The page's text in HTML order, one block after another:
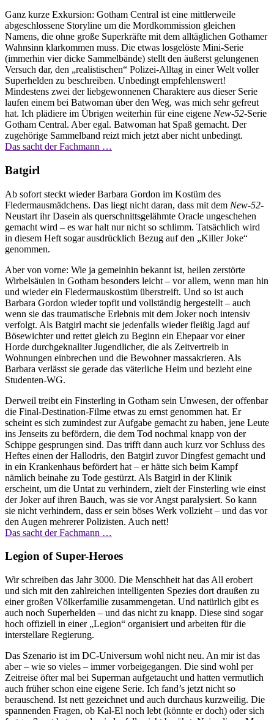
Ganz kurze Exkursion: Gotham Central ist eine mittlerweile
abgeschlossene Storyline um die Mordkommission gleichen
Namens, die ohne große Superkräfte mit dem alltäglichen Gothamer
Wahnsinn klarkommen muss. Die etwas losgelöste Mini-Serie
(immerhin vier dicke Sammelbände) stellt den äußerst gelungenen
Versuch dar, den „realistischen“ Polizei-Alltag in einer Welt voller
Superhelden zu beschreiben. Unbedingt empfehlenswert!
Mindestens zwei der liebgewonnenen Charaktere aus dieser Serie
laufen einem bei Batwoman über den Weg, was mich sehr gefreut
hat. Ich plädiere im Übrigen weiterhin für eine eigene New-52-Serie
Gotham Central. Aber egal. Batwoman hat Spaß gemacht. Der
zugehörige Sammelband reizt mich jetzt aber nicht unbedingt.
Das sacht der Fachmann …
Batgirl
Ab sofort steckt wieder Barbara Gordon im Kostüm des
Fledermausmädchens. Das liegt nicht daran, dass mit dem New-52-
Neustart ihr Dasein als querschnittsgelähmte Oracle ungeschehen
gemacht wird – es war halt nur nicht so schlimm. Tatsächlich wird
in diesem Heft sogar ausdrücklich Bezug auf den „Killer Joke“
genommen.
Aber von vorne: Wie ja gemeinhin bekannt ist, heilen zerstörte
Wirbelsäulen in Gotham besonders leicht – vor allem, wenn man hin
und wieder ein Fledermauskostüm überstreift. Und so ist auch
Barbara Gordon wieder topfit und vollständig hergestellt – auch
wenn sie das traumatische Erlebnis mit dem Joker noch intensiv
verfolgt. Als Batgirl macht sie jedenfalls wieder fleißig Jagd auf
Bösewichter und rettet gleich zu Beginn ein Ehepaar vor einer
Horde durchgeknallter Jugendlicher, die als Zeitvertreib in
Wohnungen einbrechen und die Bewohner massakrieren. Als
Barbara verlässt sie gerade das väterliche Heim und bezieht eine
Studenten-WG.
Derweil treibt ein Finsterling in Gotham sein Unwesen, der offenbar
die Final-Destination-Filme etwas zu ernst genommen hat. Er
scheint es sich zumindest zur Aufgabe gemacht zu haben, jene Leute
ins Jenseits zu befördern, die dem Tod nochmal knapp von der
Schippe gesprungen sind. Das trifft dann auch kurz vor Schluss des
Heftes einen der Hallodris, den Batgirl zuvor Dingfest gemacht und
in ein Krankenhaus befördert hat – er hätte sich beim Kampf
nämlich beinahe zu Tode gestürzt. Als Batgirl in der Klinik
erscheint, um die Untat zu verhindern, zielt der Finsterling wie einst
der Joker auf ihren Bauch, was sie vor Angst paralysiert. So kann
sie nicht verhindern, dass er sein böses Werk vollzieht – und das vor
den Augen mehrerer Polizisten. Auch nett!
Das sacht der Fachmann …
Legion of Super-Heroes
Wir schreiben das Jahr 3000. Die Menschheit hat das All erobert
und sich mit den zahlreichen intelligenten Spezies dort draußen zu
einer großen Völkerfamilie zusammengetan. Und natürlich gibt es
auch noch Superhelden – und das nicht zu knapp. Diese sind sogar
hoch offiziell in einer „Legion“ organisiert und arbeiten für die
interstellare Regierung.
Das Szenario ist im DC-Universum wohl nicht neu. An mir ist das
aber – wie so vieles – immer vorbeigegangen. Die sind wohl per
Zeitreise öfter mal bei Superman aufgetaucht und hatten vermutlich
auch früher schon eine eigene Serie. Ich fand’s jetzt nicht so
berauschend. Ist nett gezeichnet und auch durchaus kurzweilig. Die
spannenden Fragen, ob Kal-El noch lebt (könnte er doch) oder sich